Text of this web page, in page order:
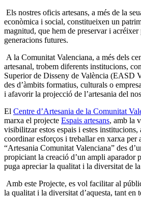
Els nostres oficis artesans, a més de la
econòmica i social, constitueixen un
magnitud, que hem de preservar i acréixer
generacions futures.
A la Comunitat Valenciana, a més dels
artesanal, trobem diferents institucions,
Superior de Disseny de València (EASD
des d’àmbits formatius, culturals o
i afavorir la projecció de l’artesania del
El Centre d’Artesania de la Comunitat
marxa el projecte Espais artesans, amb la
visibilitzar estos espais i estes institucions,
coordinar esforços i treballar en xarxa per
“Artesania Comunitat Valenciana” des
propiciant la creació d’un ampli aparador
puga apreciar la qualitat i la diversitat de
Amb este Projecte, es vol facilitar al
la qualitat i la diversitat d’aquesta, tant en